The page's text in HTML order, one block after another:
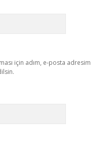
için adım, e-posta adresim